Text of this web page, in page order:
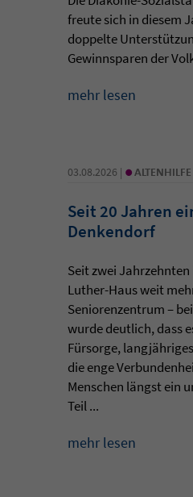
freute sich in diesem
doppelte
Gewinnsparen der
mehr lesen
03.08.2026 | • ALTENHILFE
Seit 20 Jahren
Denkendorf
Seit zwei
Luther-Haus weit
Seniorenzentrum –
wurde deutlich, dass
Fürsorge,
die enge
Menschen längst ein
Teil ...
mehr lesen